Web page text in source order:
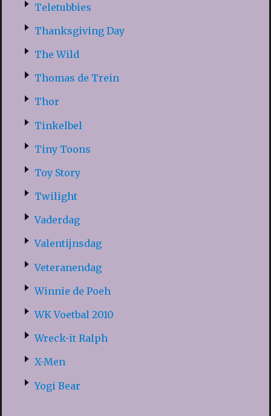
Teletubbies
Thanksgiving Day
The Wild
Thomas de Trein
Thor
Tinkelbel
Tiny Toons
Toy Story
Twilight
Vaderdag
Valentijnsdag
Veteranendag
Winnie de Poeh
WK Voetbal 2010
Wreck-it Ralph
X-Men
Yogi Bear